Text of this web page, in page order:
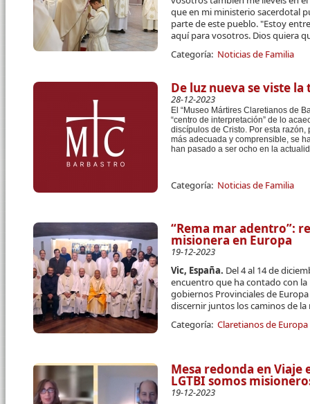
que en mi ministerio sacerdotal
parte de este pueblo. "Estoy
aquí para vosotros. Dios quiera
Categoría: Noticias de Familia
De luz nueva se viste
28-12-2023
El “Museo Mártires Claretianos de
“centro de interpretación” de lo
discípulos de Cristo . Por esta razón
más adecuada y comprensible, se
han pasado a ser ocho en la
Categoría: Noticias de Familia
“Rema mar adentro”:
misionera en Europa
19-12-2023
Vic, España. Del 4 al 14 de
encuentro que ha contado con
gobiernos Provinciales de
discernir juntos los caminos de
Categoría: Claretianos de Europa
Mesa redonda en Viaje
LGTBI somos
19-12-2023